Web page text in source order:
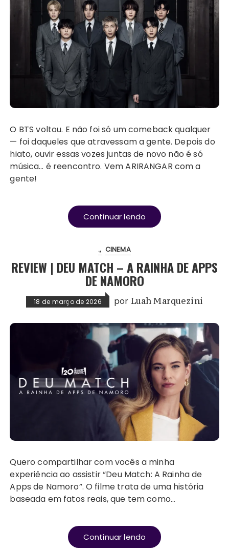
O BTS voltou. E não foi só um comeback qualquer
— foi daqueles que atravessam a gente. Depois do
hiato, ouvir essas vozes juntas de novo não é só
música… é reencontro. Vem ARIRANGAR com a
gente!
Continuar lendo
. CINEMA
REVIEW | DEU MATCH – A RAINHA DE APPS
DE NAMORO
18 de março de 2026 por Luah Marquezini
Quero compartilhar com vocês a minha
experiência ao assistir “Deu Match: A Rainha de
Apps de Namoro”. O filme trata de uma história
baseada em fatos reais, que tem como…
Continuar lendo